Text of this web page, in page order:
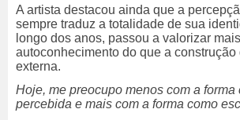
A artista destacou ainda que a
sempre traduz a totalidade de sua
longo dos anos, passou a valorizar
autoconhecimento do que a construção
externa.
Hoje, me preocupo menos com a forma
percebida e mais com a forma como